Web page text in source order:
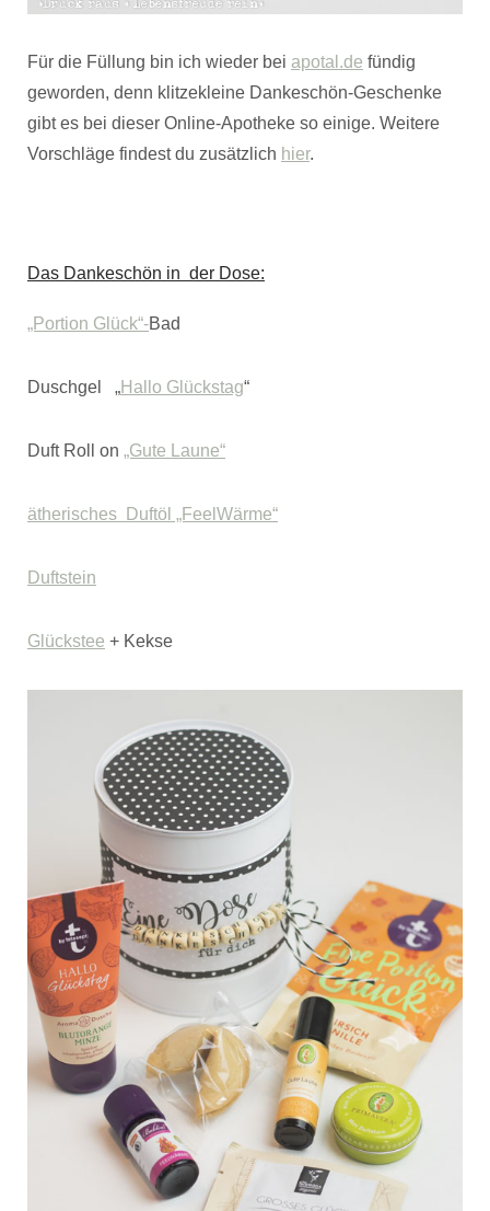
Für die Füllung bin ich wieder bei apotal.de fündig
geworden, denn klitzekleine Dankeschön-Geschenke
gibt es bei dieser Online-Apotheke so einige. Weitere
Vorschläge findest du zusätzlich hier.
Das Dankeschön in der Dose:
„Portion Glück“-Bad
Duschgel „Hallo Glückstag“
Duft Roll on „Gute Laune“
ätherisches Duftöl „FeelWärme“
Duftstein
Glückstee + Kekse